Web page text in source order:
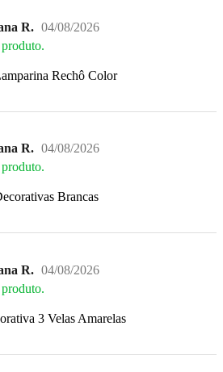
R. 04/08/2026
Rechô Color
R. 04/08/2026
Brancas
R. 04/08/2026
3 Velas Amarelas